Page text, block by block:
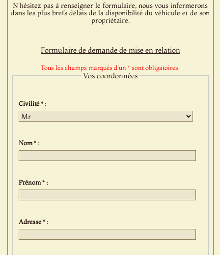
N'hésitez pas à renseigner le formulaire, nous vous informerons
dans les plus brefs délais de la disponibilité du véhicule et de son
propriétaire.
Formulaire de demande de mise en relation
Tous les champs marqués d'un * sont obligatoires.
Vos coordonnées
Civilité * :
Nom * :
Prénom * :
Adresse * :